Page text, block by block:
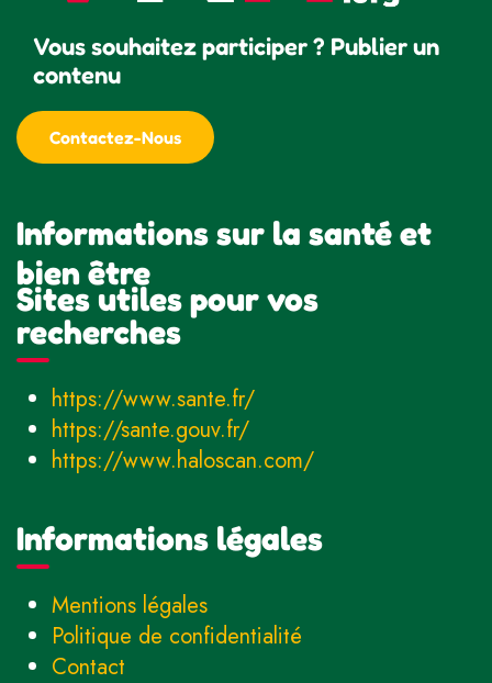
Vous souhaitez participer ? Publier un
contenu
Contactez-Nous
Informations sur la santé et
bien être
Sites utiles pour vos
recherches
https://www.sante.fr/
https://sante.gouv.fr/
https://www.haloscan.com/
Informations légales
Mentions légales
Politique de confidentialité
Contact